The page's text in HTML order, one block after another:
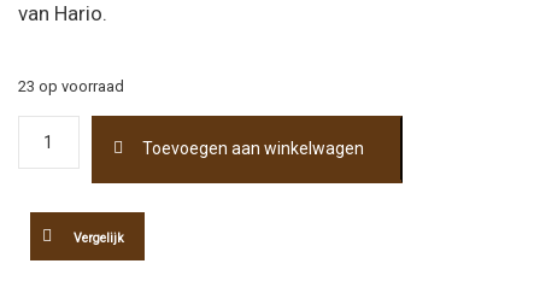
van Hario.
23 op voorraad
Koffiefilters
100
Toevoegen aan winkelwagen
Vergelijk